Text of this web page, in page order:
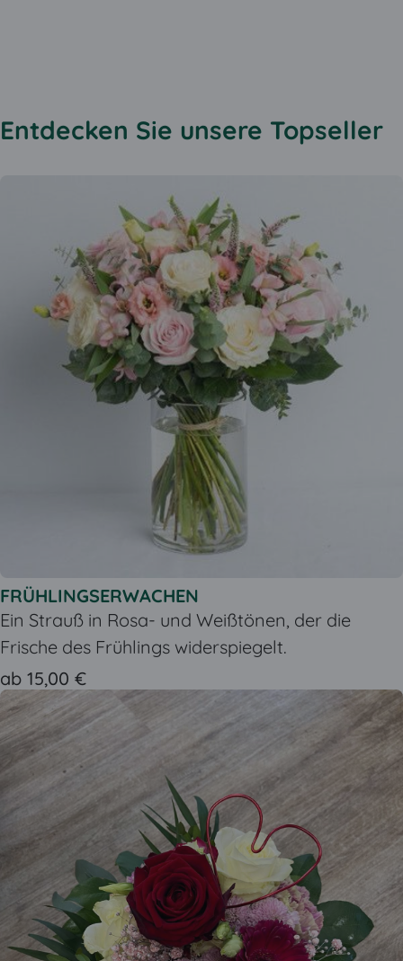
Entdecken Sie unsere Topseller
FRÜHLINGSERWACHEN
Ein Strauß in Rosa- und Weißtönen, der die
Frische des Frühlings widerspiegelt.
ab 15,00 €